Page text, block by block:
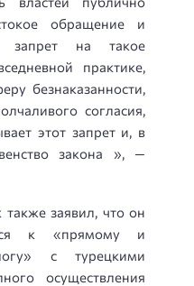
обращение и
запрет на такое
практике,
безнаказанности,
согласия,
этот запрет и, в
закона », —
заявил, что он
к «прямому и
с турецкими
осуществления